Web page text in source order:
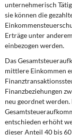
unternehmerisch
sie können die
Erträge unter
einbezogen werden.
Das
mittlere Einkommen
Finanzbeziehungen
neu geordnet
entschieden erhöht
dieser Anteil 40 bis